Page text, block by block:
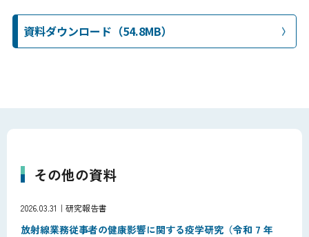
資料ダウンロード（54.8MB）
その他の資料
2026.03.31 研究報告書
放射線業務従事者の健康影響に関する疫学研究（令和 7 年